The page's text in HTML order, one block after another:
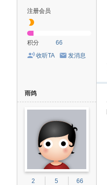
注册会员
积分
66
收听TA
发消息
雨鸽
2
5
66